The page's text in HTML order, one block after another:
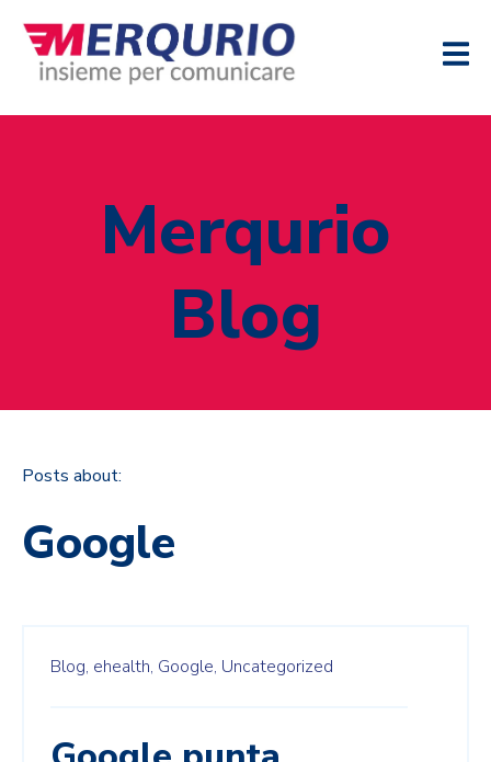
Merqurio
Blog
Posts about:
Google
Blog, ehealth, Google, Uncategorized